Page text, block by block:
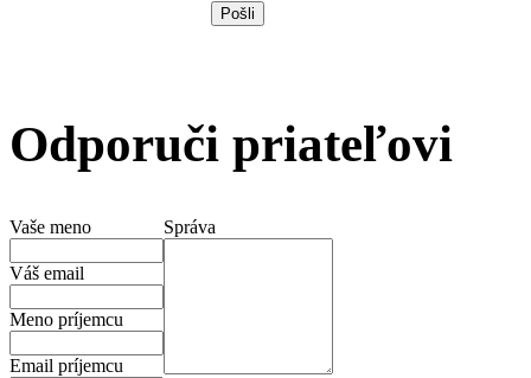
Odporuči priateľovi
Vaše meno
Váš email
Meno príjemcu
Email príjemcu
Správa